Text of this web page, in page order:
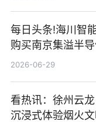
每日头条!海川智
购买南京集溢半
司15.3%股权
2026-06-29
看热讯：徐州云
沉浸式体验烟火